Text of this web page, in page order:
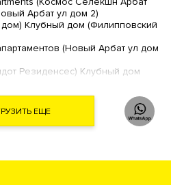
Арбат ул дом 2)
Клубный дом (Филипповский
(Новый Арбат ул дом
Резиденсес) Клубный дом
(Арбат ул дом 39)
б-р дом 25 )
дом 19)
апартаментов (Новый Арбат ул
ЕЩЕ